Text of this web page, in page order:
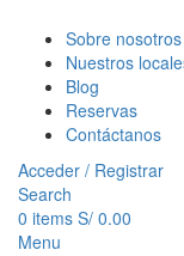
Sobre nosotros
Nuestros
Blog
Reservas
Contáctanos
Acceder / Registrar
Search
0 items S/ 0.00
Menu